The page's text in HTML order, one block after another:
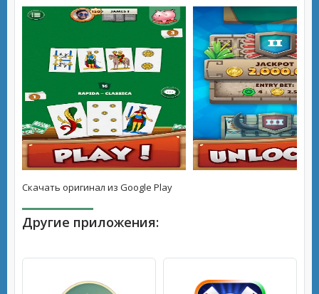
Скачать оригинал из Google Play
Другие приложения: